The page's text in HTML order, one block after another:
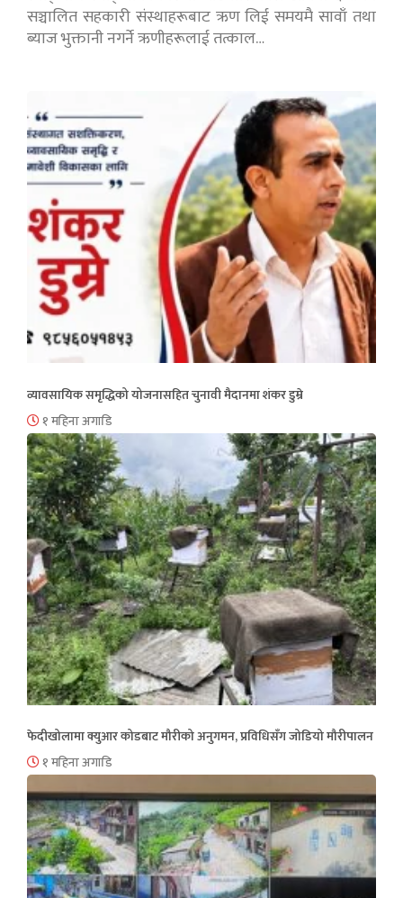
सञ्चालित सहकारी संस्थाहरूबाट ऋण लिई समयमै सावाँ तथा
ब्याज भुक्तानी नगर्ने ऋणीहरूलाई तत्काल…
व्यावसायिक समृद्धिको योजनासहित चुनावी मैदानमा शंकर डुम्रे
१ महिना अगाडि
फेदीखोलामा क्युआर कोडबाट मौरीको अनुगमन, प्रविधिसँग जोडियो मौरीपालन
१ महिना अगाडि